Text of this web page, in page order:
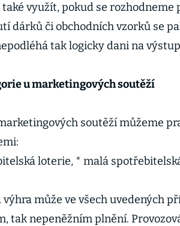
využít, pokud se rozhodneme
dárků či obchodních vzorků se
tak logicky dani na
u marketingových soutěží
soutěží můžeme
loterie, * malá
výhra může ve všech uvedených
tak nepeněžním plnění.